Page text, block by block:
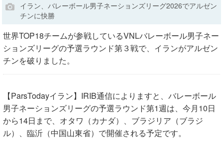
イラン、バレーボール男子ネーションズリーグ2026でアルゼン
チンに快勝
世界TOP18チームが参戦しているVNLバレーボール男子ネー
ションズリーグの予選ラウンド第３戦で、イランがアルゼン
チンを破りました。
【ParsTodayイラン】IRIB通信によりますと、バレーボール
男子ネーションズリーグの予選ラウンド第1週は、今月10日
から14日まで、オタワ（カナダ）、ブラジリア（ブラジ
ル）、臨沂（中国山東省）で開催される予定です。